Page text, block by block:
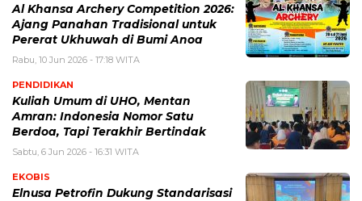
Al Khansa Archery Competition 2026:
Ajang Panahan Tradisional untuk
Pererat Ukhuwah di Bumi Anoa
Rabu, 10 Jun 2026 - 17:18 WITA
PENDIDIKAN
Kuliah Umum di UHO, Mentan
Amran: Indonesia Nomor Satu
Berdoa, Tapi Terakhir Bertindak
Sabtu, 6 Jun 2026 - 16:31 WITA
EKOBIS
Elnusa Petrofin Dukung Standarisasi